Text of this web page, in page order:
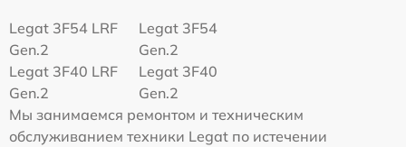
Legat 3F54 LRF
Gen.2
Legat 3F54
Gen.2
Legat 3F40 LRF
Gen.2
Legat 3F40
Gen.2
Мы занимаемся ремонтом и техническим
обслуживанием техники Legat по истечении